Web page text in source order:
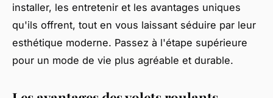
installer, les entretenir et les avantages uniques
qu'ils offrent, tout en vous laissant séduire par leur
esthétique moderne. Passez à l'étape supérieure
pour un mode de vie plus agréable et durable.